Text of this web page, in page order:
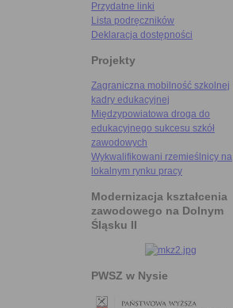
Przydatne linki
Lista podręczników
Deklaracja dostępności
Projekty
Zagraniczna mobilność szkolnej
kadry edukacyjnej
Międzypowiatowa droga do
edukacyjnego sukcesu szkół
zawodowych
Wykwalifikowani rzemieślnicy na
lokalnym rynku pracy
Modernizacja kształcenia
zawodowego na Dolnym
Śląsku II
PWSZ w Nysie